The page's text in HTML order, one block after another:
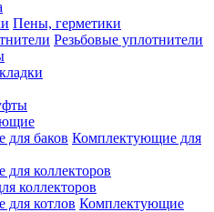
Пены, герметики
Резьбовые уплотнители
Комплектующие для
коллекторов
Комплектующие